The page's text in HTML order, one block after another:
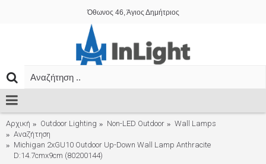
Όθωνος 46, Άγιος Δημήτριος
Αρχική Outdoor Lighting Non-LED Outdoor
Wall Lamps
Αναζήτηση
Michigan 2xGU10 Outdoor Up-Down Wall Lamp Anthracite
D:14.7cmx9cm (80200144)